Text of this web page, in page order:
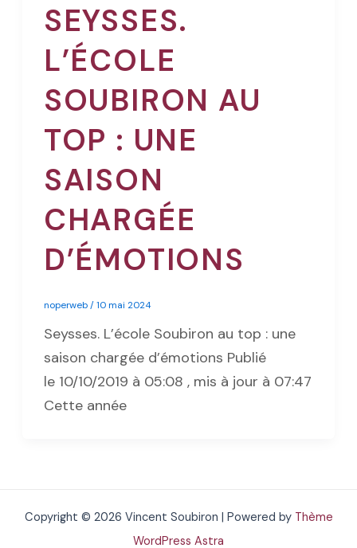
SEYSSES.
L’ÉCOLE
SOUBIRON AU
TOP : UNE
SAISON
CHARGÉE
D’ÉMOTIONS
noperweb/10 mai 2024
Seysses. L’école Soubiron au top : une
saison chargée d’émotions Publié
le 10/10/2019 à 05:08 , mis à jour à 07:47
Cette année
Copyright © 2026 Vincent Soubiron | Powered by Thème
WordPress Astra